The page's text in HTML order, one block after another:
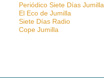
Periódico Siete Días Jumilla
El Eco de Jumilla
Siete Días Radio
Cope Jumilla